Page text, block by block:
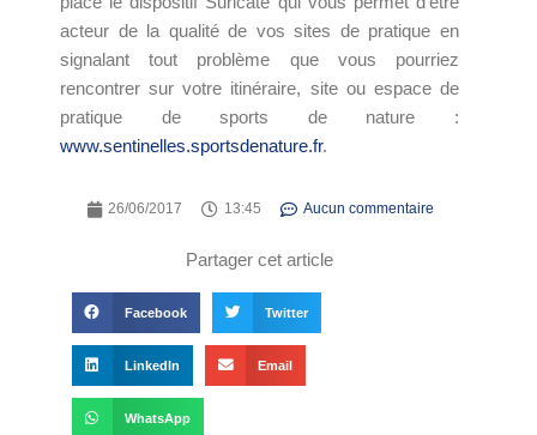
acteur de la qualité de vos sites de pratique en
signalant tout problème que vous pourriez
rencontrer sur votre itinéraire, site ou espace de
pratique de sports de nature :
www.sentinelles.sportsdenature.fr.
26/06/2017 13:45 Aucun commentaire
Partager cet article
Facebook Twitter
LinkedIn Email
WhatsApp